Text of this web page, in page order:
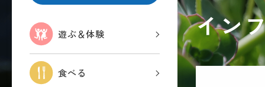
遊ぶ＆体験
食べる
イン